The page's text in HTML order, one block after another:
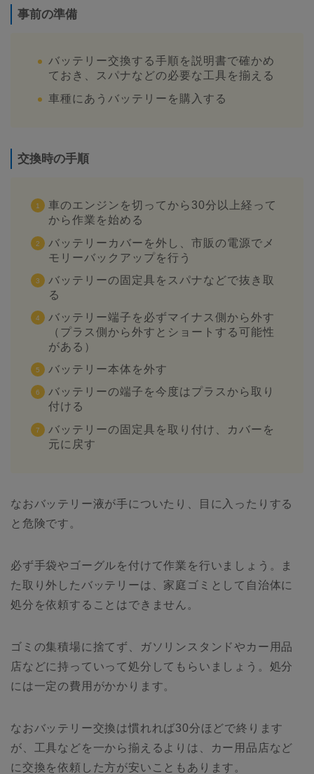
事前の準備
バッテリー交換する手順を説明書で確かめ
ておき、スパナなどの必要な工具を揃える
車種にあうバッテリーを購入する
交換時の手順
車のエンジンを切ってから30分以上経って
から作業を始める
バッテリーカバーを外し、市販の電源でメ
モリーバックアップを行う
バッテリーの固定具をスパナなどで抜き取
る
バッテリー端子を必ずマイナス側から外す
（プラス側から外すとショートする可能性
がある）
バッテリー本体を外す
バッテリーの端子を今度はプラスから取り
付ける
バッテリーの固定具を取り付け、カバーを
元に戻す
なおバッテリー液が手についたり、目に入ったりする
と危険です。
必ず手袋やゴーグルを付けて作業を行いましょう。ま
た取り外したバッテリーは、家庭ゴミとして自治体に
処分を依頼することはできません。
ゴミの集積場に捨てず、ガソリンスタンドやカー用品
店などに持っていって処分してもらいましょう。処分
には一定の費用がかかります。
なおバッテリー交換は慣れれば30分ほどで終ります
が、工具などを一から揃えるよりは、カー用品店など
に交換を依頼した方が安いこともあります。